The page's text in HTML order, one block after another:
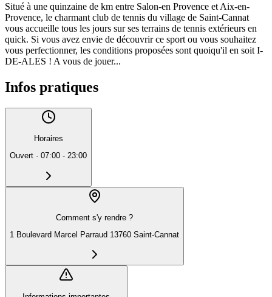
Situé à une quinzaine de km entre Salon-en Provence et Aix-en-
Provence, le charmant club de tennis du village de Saint-Cannat
vous accueille tous les jours sur ses terrains de tennis extérieurs en
quick. Si vous avez envie de découvrir ce sport ou vous souhaitez
vous perfectionner, les conditions proposées sont quoiqu'il en soit I-
DE-ALES ! A vous de jouer...
Infos pratiques
Horaires
Ouvert · 07:00 - 23:00
Comment s'y rendre ?
1 Boulevard Marcel Parraud 13760 Saint-Cannat